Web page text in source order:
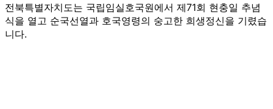
전북특별자치도는 국립임실호국원에서 제71회 현충일 추념
식을 열고 순국선열과 호국영령의 숭고한 희생정신을 기렸습
니다.